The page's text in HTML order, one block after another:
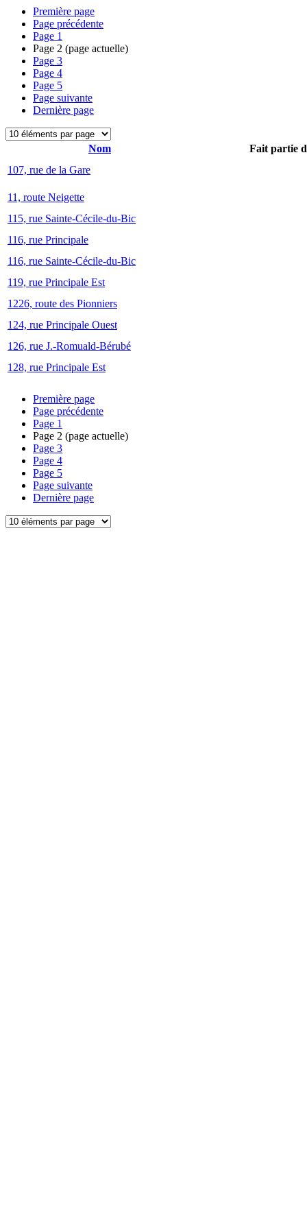
Première page
Page précédente
Page 1
Page 2 (page actuelle)
Page 3
Page 4
Page 5
Page suivante
Dernière page
Nom
Fait partie
107, rue de la Gare
11, route Neigette
115, rue Sainte-Cécile-du-Bic
116, rue Principale
116, rue Sainte-Cécile-du-Bic
119, rue Principale Est
1226, route des Pionniers
124, rue Principale Ouest
126, rue J.-Romuald-Bérubé
128, rue Principale Est
Première page
Page précédente
Page 1
Page 2 (page actuelle)
Page 3
Page 4
Page 5
Page suivante
Dernière page